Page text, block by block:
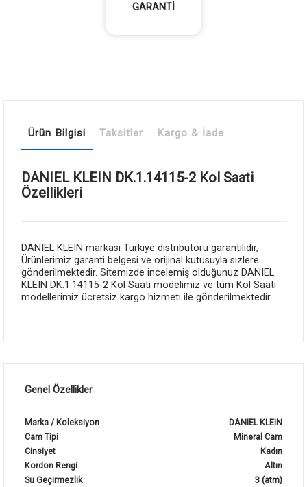
GARANTİ
Ürün Bilgisi Taksitler Kargo & İade
DANIEL KLEIN DK.1.14115-2 Kol Saati
Özellikleri
DANIEL KLEIN markası Türkiye distribütörü garantilidir,
Ürünlerimiz garanti belgesi ve orijinal kutusuyla sizlere
gönderilmektedir. Sitemizde incelemiş olduğunuz DANIEL
KLEIN DK.1.14115-2 Kol Saati modelimiz ve tüm Kol Saati
modellerimiz ücretsiz kargo hizmeti ile gönderilmektedir.
Genel Özellikler
Marka / Koleksiyon
DANIEL KLEIN
Cam Tipi
Mineral Cam
Cinsiyet
Kadın
Kordon Rengi
Altın
Su Geçirmezlik
3 (atm)